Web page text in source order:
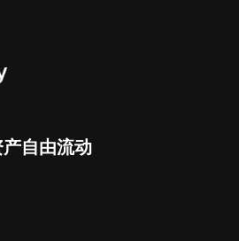
自由流动